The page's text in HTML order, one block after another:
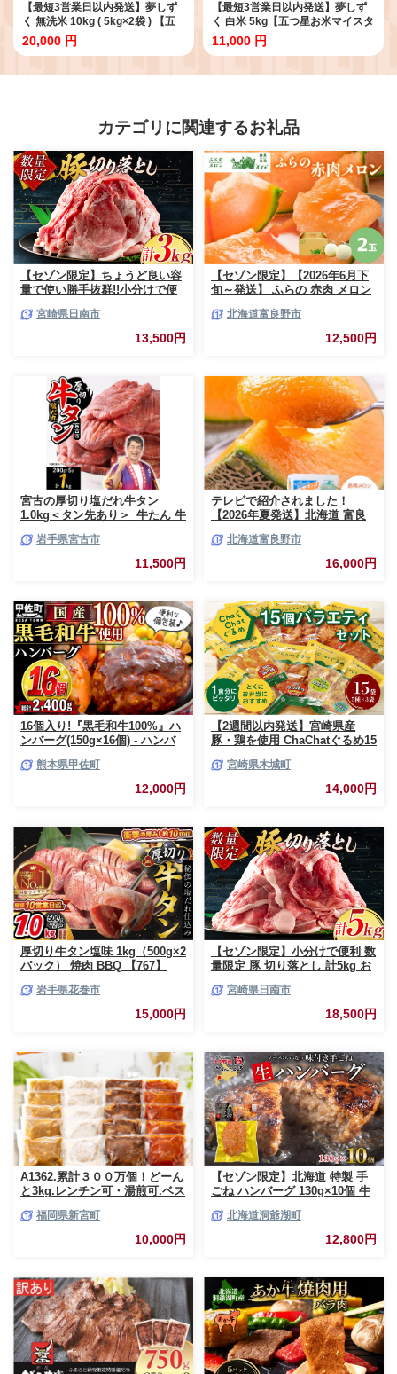
【最短3営業日以内発送】夢しず
く 無洗米 10kg ( 5kg×2袋 ) 【五
つ星お米マイスター厳選】
[HBL010]最速発送 最速配送
20,000 円
【最短3営業日以内発送】夢しず
く 白米 5kg【五つ星お米マイスタ
ー厳選】 [HBL007] 令和7年産 夢
しずく 白米 5kg最速発送 最速配
11,000 円
カテゴリに関連するお礼品
【セゾン限定】ちょうど良い容
量で使い勝手抜群!!小分けで便
3kg お肉 豚肉 ポーク 国産 小分
け 真空パック 個包装 万能食材
おすすめ おかず 食品 炒め物 お
ぶ 焼肉 お祝い 記念日 ギフト
贈り物 贈答 プレゼント おすそ
分け 宮崎県 日南市 送料無料
_BCV1-24
宮崎県日南市
13,500円
【セゾン限定】【2026年6月下
旬～発送】 ふらの 赤肉 メロン
市 (相馬農園) メロン フルーツ
果物 新鮮 甘い 贈り物 ギフト
道産 ジューシー おやつ ふらの
北海道富良野市
12,500円
宮古の厚切り塩だれ牛タン
1.0kg＜タン先あり＞_牛たん 牛
厚切り牛タン【1181948】
岩手県宮古市
11,500円
テレビで紹介されました！
【2026年夏発送】北海道 富良
上 大玉サイズ メロン
北海道富良野市
16,000円
16個入り!『黒毛和牛100%』ハ
ンバーグ(150g×16個) - ハンバ
個包装 小分け 人気 牛肉100%
黒毛和牛 冷凍 国産 おすすめ ラ
ンキング 和牛 お取り寄せ 焼く
産牛 総菜 甲佐町【価格改定】X
熊本県甲佐町
12,000円
【2週間以内発送】宮崎県産
豚・鶏を使用 ChaChatぐるめ15
_K16_0040_4
宮崎県木城町
14,000円
厚切り牛タン塩味 1kg（500g×2
パック） 焼肉 BBQ 【767】
岩手県花巻市
15,000円
【セゾン限定】小分けで便利 数
量限定 豚 切り落とし 計5kg お
空パック 個包装 万能食材 おす
すめ おかず 食品 炒め物 お弁当
豚丼 豚しゃぶ しゃぶしゃぶ 焼
贈答 プレゼント おすそ分け 宮
崎県 日南市 送料無料_CCV2-26
宮崎県日南市
18,500円
A1362.累計３００万個！どーん
と3kg.レンチン可・湯煎可.ベス
【150g×20個】【訳あり】【北
海道・沖縄・離島へ配送不可】
福岡県新宮町
10,000円
【セゾン限定】北海道 特製 手
ごね ハンバーグ 130g×10個 牛
肉屋 手作り 小分け ジューシー
おかず 本格的 簡単 調理 グルメ
お取り寄せ お肉屋 たどころ 送
北海道洞爺湖町
12,800円